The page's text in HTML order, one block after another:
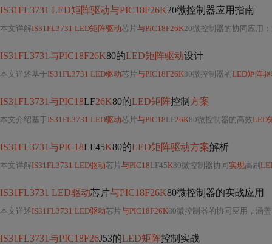
IS31FL3731 LED矩阵驱动与PIC18F26K20微控制器应用指南
本文详解IS31FL3731 LED矩阵驱动芯片与PIC18F26K20微控制器的协同应用
IS31FL3731与PIC18F26K80的LED矩阵驱动设计
本文详述基于IS31FL3731 LED驱动芯片与PIC18F26K80微控制器的LED矩阵
IS31FL3731与PIC18LF26K80的LED矩阵控制 方案
本文介绍基于IS31FL3731 LED驱动芯片与PIC18LF26K80微控制器的高效LED
IS31FL3731与PIC18LF45K80的LED矩阵驱动方案解析
本文详解IS31FL3731 LED驱动芯片与PIC18LF45K80微控制器协同 实现高刷
IS31FL3731 LED驱动芯片与PIC18F26K80微控制器的实战应用
本文详述IS31FL3731 LED驱动芯片与PIC18F26K80微控制器的协同应用，涵盖I2C硬件连接规
IS31FL3731与PIC18F26J53的LED矩阵控制实战